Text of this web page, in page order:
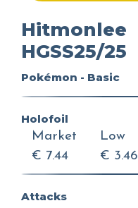
Hitmonlee
HGSS25/25
Pokémon - Basic
Holofoil
Market
€ 7.44
Low
€ 3.46
Attacks